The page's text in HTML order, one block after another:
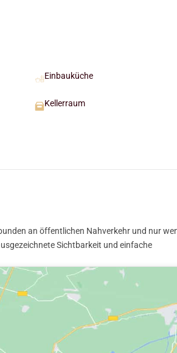
Einbauküche
Kellerraum
an öffentlichen Nahverkehr und nur
Sichtbarkeit und einfache